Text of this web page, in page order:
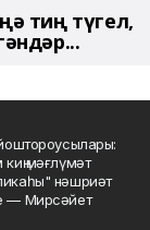
тиң түгел,
мәғлүмәт
нәшриәт
— Мирсәйет